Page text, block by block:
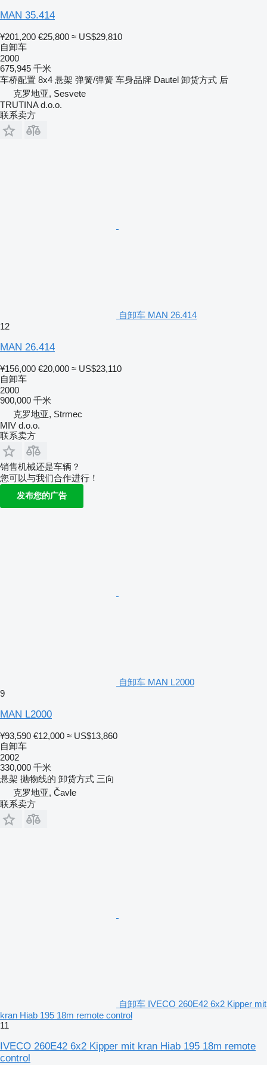
MAN 35.414
¥201,200 €25,800 ≈ US$29,810
自卸车
2000
675,945 千米
车桥配置 8x4 悬架 弹簧/弹簧 车身品牌 Dautel 卸货方式 后
克罗地亚, Sesvete
TRUTINA d.o.o.
联系卖方
自卸车 MAN 26.414
12
MAN 26.414
¥156,000 €20,000 ≈ US$23,110
自卸车
2000
900,000 千米
克罗地亚, Strmec
MIV d.o.o.
联系卖方
销售机械还是车辆？
您可以与我们合作进行！
发布您的广告
自卸车 MAN L2000
9
MAN L2000
¥93,590 €12,000 ≈ US$13,860
自卸车
2002
330,000 千米
悬架 抛物线的 卸货方式 三向
克罗地亚, Čavle
联系卖方
自卸车 IVECO 260E42 6x2 Kipper mit
kran Hiab 195 18m remote control
11
IVECO 260E42 6x2 Kipper mit kran Hiab 195 18m remote
control